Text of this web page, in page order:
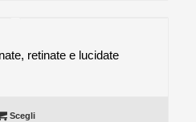
retinate e lucidate
Scegli